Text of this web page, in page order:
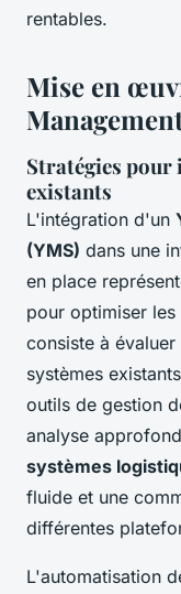
rentables.
Mise en
Stratégies pour
existants
L'intégration d'un
(YMS) dans une
en place
pour optimiser
consiste à
systèmes
outils de gestion
analyse
systèmes
fluide et une
différentes
L'automatisation